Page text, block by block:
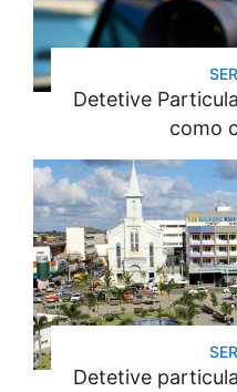
Detetive
como
Detetive